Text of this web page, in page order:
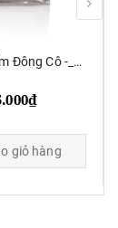
Hạt Nêm Nấm Đông Cô -_450g
giỏ hàng